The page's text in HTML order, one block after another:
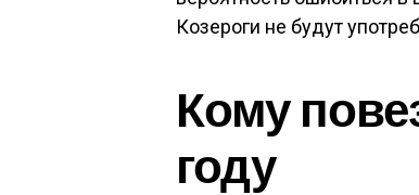
Козероги не будут
Кому
году